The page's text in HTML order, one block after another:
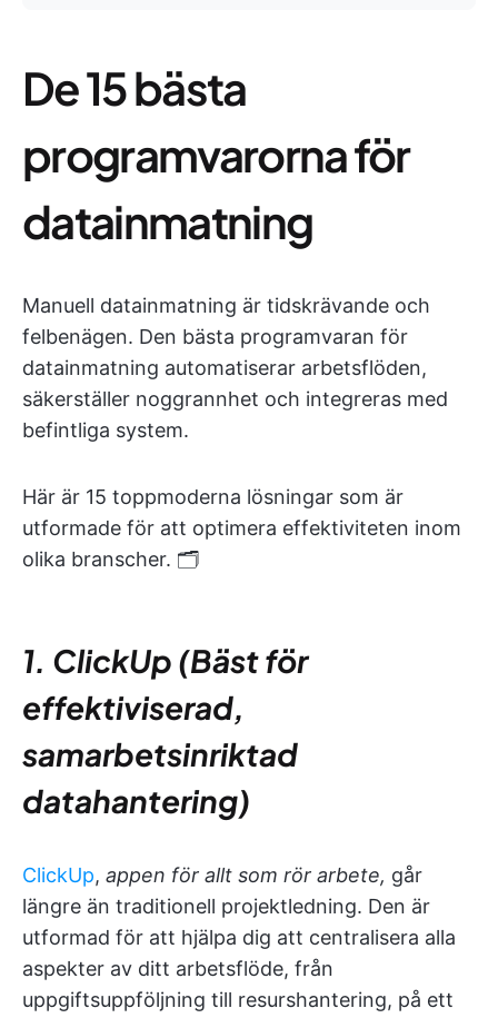
De 15 bästa
programvarorna för
datainmatning
Manuell datainmatning är tidskrävande och
felbenägen. Den bästa programvaran för
datainmatning automatiserar arbetsflöden,
säkerställer noggrannhet och integreras med
befintliga system.
Här är 15 toppmoderna lösningar som är
utformade för att optimera effektiviteten inom
olika branscher. 🗂️
1. ClickUp (Bäst för
effektiviserad,
samarbetsinriktad
datahantering)
ClickUp, appen för allt som rör arbete, går
längre än traditionell projektledning. Den är
utformad för att hjälpa dig att centralisera alla
aspekter av ditt arbetsflöde, från
uppgiftsuppföljning till resurshantering, på ett